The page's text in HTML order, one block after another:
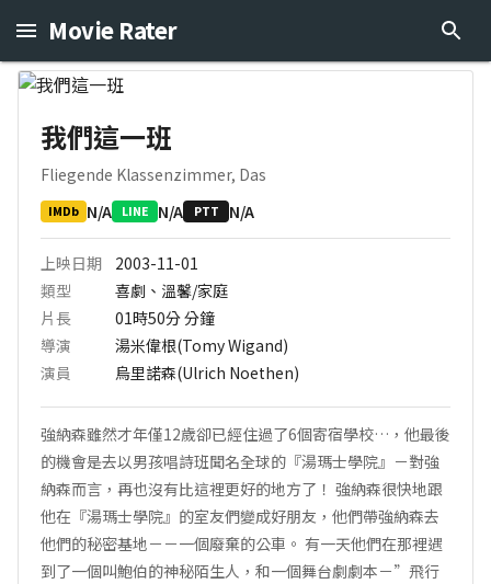
Movie Rater
我們這一班
Fliegende Klassenzimmer, Das
IMDb N/A LINE N/A PTT N/A
上映日期
2003-11-01
類型
喜劇、溫馨/家庭
片長
01時50分分鐘
導演
湯米偉根(Tomy Wigand)
演員
烏里諾森(Ulrich Noethen)
強納森雖然才年僅12歲卻已經住過了6個寄宿學校…，他最後
的機會是去以男孩唱詩班聞名全球的『湯瑪士學院』－對強
納森而言，再也沒有比這裡更好的地方了！ 強納森很快地跟
他在『湯瑪士學院』的室友們變成好朋友，他們帶強納森去
他們的秘密基地－－一個廢棄的公車。 有一天他們在那裡遇
到了一個叫鮑伯的神秘陌生人，和一個舞台劇劇本－”飛行